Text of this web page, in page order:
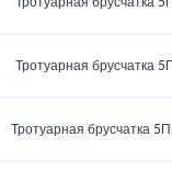
Тротуарная брусчатка
Тротуарная брусчатка